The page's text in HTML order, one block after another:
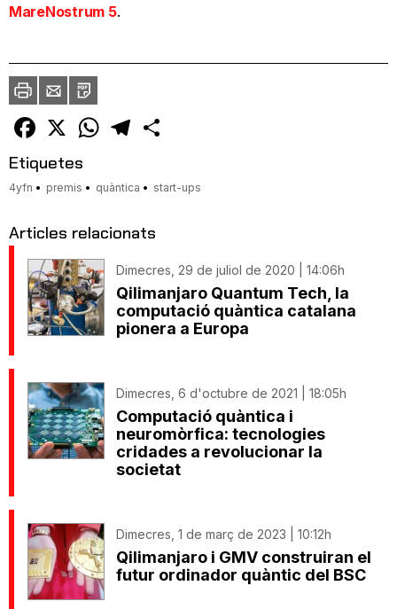
MareNostrum 5.
ImprimirEnvia
un
amic
PDF
Facebook
X WhatsAppTelegram
Etiquetes
4yfn premis quàntica start-ups
Articles relacionats
Dimecres, 29 de juliol de 2020 | 14:06h
Qilimanjaro Quantum Tech, la
computació quàntica catalana
pionera a Europa
Dimecres, 6 d'octubre de 2021 | 18:05h
Computació quàntica i
neuromòrfica: tecnologies
cridades a revolucionar la
societat
Dimecres, 1 de març de 2023 | 10:12h
Qilimanjaro i GMV construiran el
futur ordinador quàntic del BSC